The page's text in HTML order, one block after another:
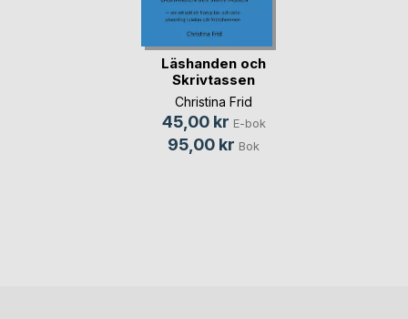
Läshanden och
Skrivtassen
Christina Frid
45,00 kr E-bok
95,00 kr Bok